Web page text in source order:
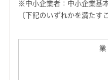
※中小企業者：中小企業基
（下記のいずれかを満たす
業